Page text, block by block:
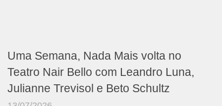
Uma Semana, Nada Mais volta no
Teatro Nair Bello com Leandro Luna,
Julianne Trevisol e Beto Schultz